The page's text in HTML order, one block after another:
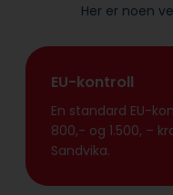
Her er noen
EU-kontroll
En standard EU-
800,- og 1.500, –
Sandvika.